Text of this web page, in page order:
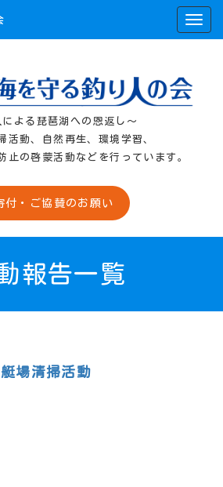
による琵琶湖への恩返し〜
活動、自然再生、環境学習、
止の啓蒙活動などを行っています。
付・ご協賛のお願い
報告一覧
場清掃活動